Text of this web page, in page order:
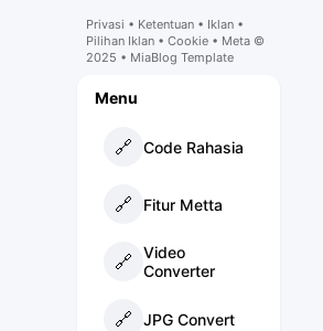
Privasi • Ketentuan • Iklan •
Pilihan Iklan • Cookie • Meta ©
2025 • MiaBlog Template
Menu
🔗 Code Rahasia
🔗 Fitur Metta
🔗
Video
Converter
🔗 JPG Convert